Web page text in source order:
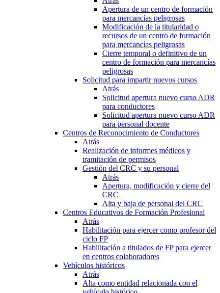
Apertura de un centro de formación
para mercancías peligrosas
Modificación de la titularidad o
recursos de un centro de formación
para mercancías peligrosas
Cierre temporal o definitivo de un
centro de formación para mercancías
peligrosas
Solicitud para impartir nuevos cursos
Atrás
Solicitud apertura nuevo curso ADR
para conductores
Solicitud apertura nuevo curso ADR
para personal docente
Centros de Reconocimiento de Conductores
Atrás
Realización de informes médicos y
tramitación de permisos
Gestión del CRC y su personal
Atrás
Apertura, modificación y cierre del
CRC
Alta y baja de personal del CRC
Centros Educativos de Formación Profesional
Atrás
Habilitación para ejercer como profesor del
ciclo FP
Habilitación a titulados de FP para ejercer
en centros colaboradores
Vehículos históricos
Atrás
Alta como entidad relacionada con el